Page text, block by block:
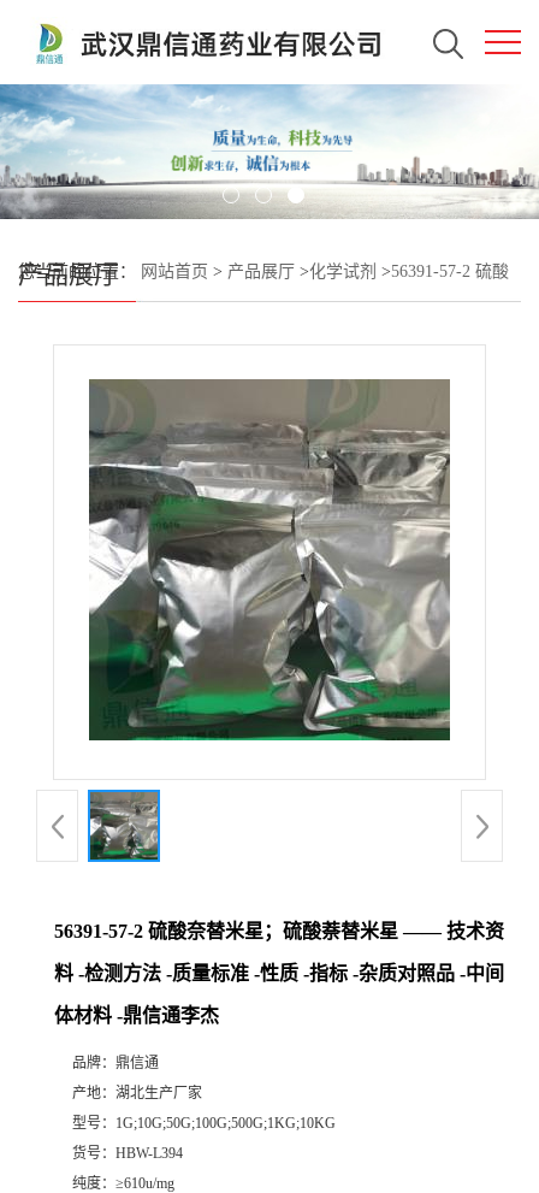
产品展厅
您当前的位置： 网站首页 > 产品展厅 >化学试剂 >56391-57-2 硫酸
56391-57-2 硫酸奈替米星；硫酸萘替米星 —— 技术资
料 -检测方法 -质量标准 -性质 -指标 -杂质对照品 -中间
体材料 -鼎信通李杰
品牌： 鼎信通
产地： 湖北生产厂家
型号： 1G;10G;50G;100G;500G;1KG;10KG
货号： HBW-L394
纯度： ≥610u/mg